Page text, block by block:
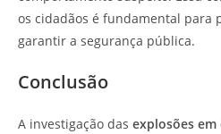
os cidadãos é fundamental para
garantir a segurança pública.
Conclusão
A investigação das explosões